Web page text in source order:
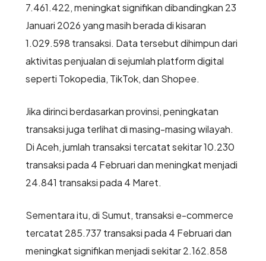
7.461.422, meningkat signifikan dibandingkan 23
Januari 2026 yang masih berada di kisaran
1.029.598 transaksi. Data tersebut dihimpun dari
aktivitas penjualan di sejumlah platform digital
seperti Tokopedia, TikTok, dan Shopee.
Jika dirinci berdasarkan provinsi, peningkatan
transaksi juga terlihat di masing-masing wilayah.
Di Aceh, jumlah transaksi tercatat sekitar 10.230
transaksi pada 4 Februari dan meningkat menjadi
24.841 transaksi pada 4 Maret.
Sementara itu, di Sumut, transaksi e-commerce
tercatat 285.737 transaksi pada 4 Februari dan
meningkat signifikan menjadi sekitar 2.162.858